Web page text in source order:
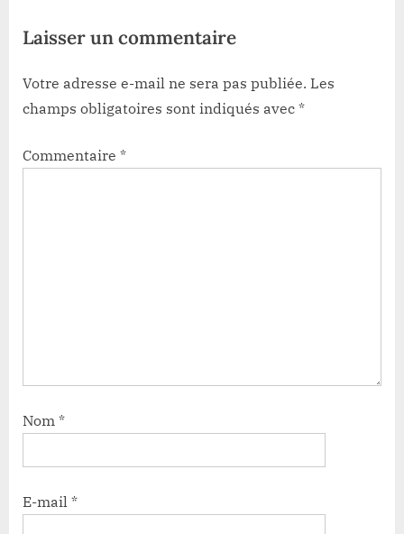
Laisser un commentaire
Votre adresse e-mail ne sera pas publiée. Les
champs obligatoires sont indiqués avec *
Commentaire *
Nom *
E-mail *